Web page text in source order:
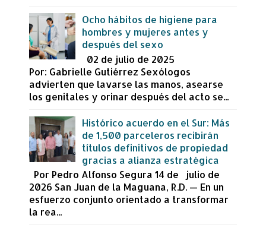
Ocho hábitos de higiene para
hombres y mujeres antes y
después del sexo
02 de julio de 2025
Por: Gabrielle Gutiérrez Sexólogos
advierten que lavarse las manos, asearse
los genitales y orinar después del acto se...
Histórico acuerdo en el Sur: Más
de 1,500 parceleros recibirán
títulos definitivos de propiedad
gracias a alianza estratégica
Por Pedro Alfonso Segura 14 de julio de
2026 San Juan de la Maguana, R.D. — En un
esfuerzo conjunto orientado a transformar
la rea...